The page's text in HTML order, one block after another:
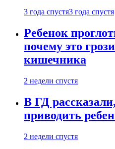
3 года спустя3 года спустя
Ребенок
почему это
кишечника
2 недели спустя
В ГД
приводить
2 недели спустя